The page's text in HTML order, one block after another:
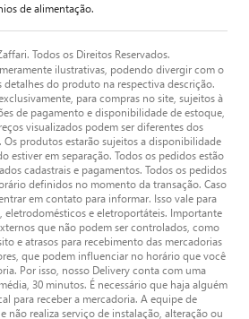
de alimentação.
Todos os Direitos Reservados.
ilustrativas, podendo divergir com o
do produto na respectiva descrição.
para compras no site, sujeitos à
de pagamento e disponibilidade de estoque,
visualizados podem ser diferentes dos
Os produtos estarão sujeitos a disponibilidade
estiver em separação. Todos os pedidos estão
cadastrais e pagamentos. Todos os pedidos
definidos no momento da transação. Caso
em contato para informar. Isso vale para
eletrodomésticos e eletroportáteis. Importante
que não podem ser controlados, como
e atrasos para recebimento das mercadorias
que podem influenciar no horário que você
Por isso, nosso Delivery conta com uma
30 minutos. É necessário que haja alguém
para receber a mercadoria. A equipe de
não realiza serviço de instalação, alteração ou